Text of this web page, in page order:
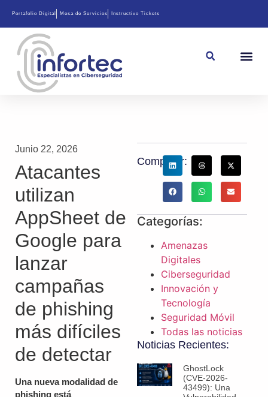
Portafolio Digital Mesa de Servicios Instructivo Tickets
Junio 22, 2026
Atacantes
utilizan
AppSheet de
Google para
lanzar
campañas
de phishing
más difíciles
de detectar
Una nueva modalidad de
phishing está
Compartir:
Categorías:
Amenazas
Digitales
Ciberseguridad
Innovación y
Tecnología
Seguridad Móvil
Todas las noticias
Noticias Recientes:
GhostLock
(CVE-2026-
43499): Una